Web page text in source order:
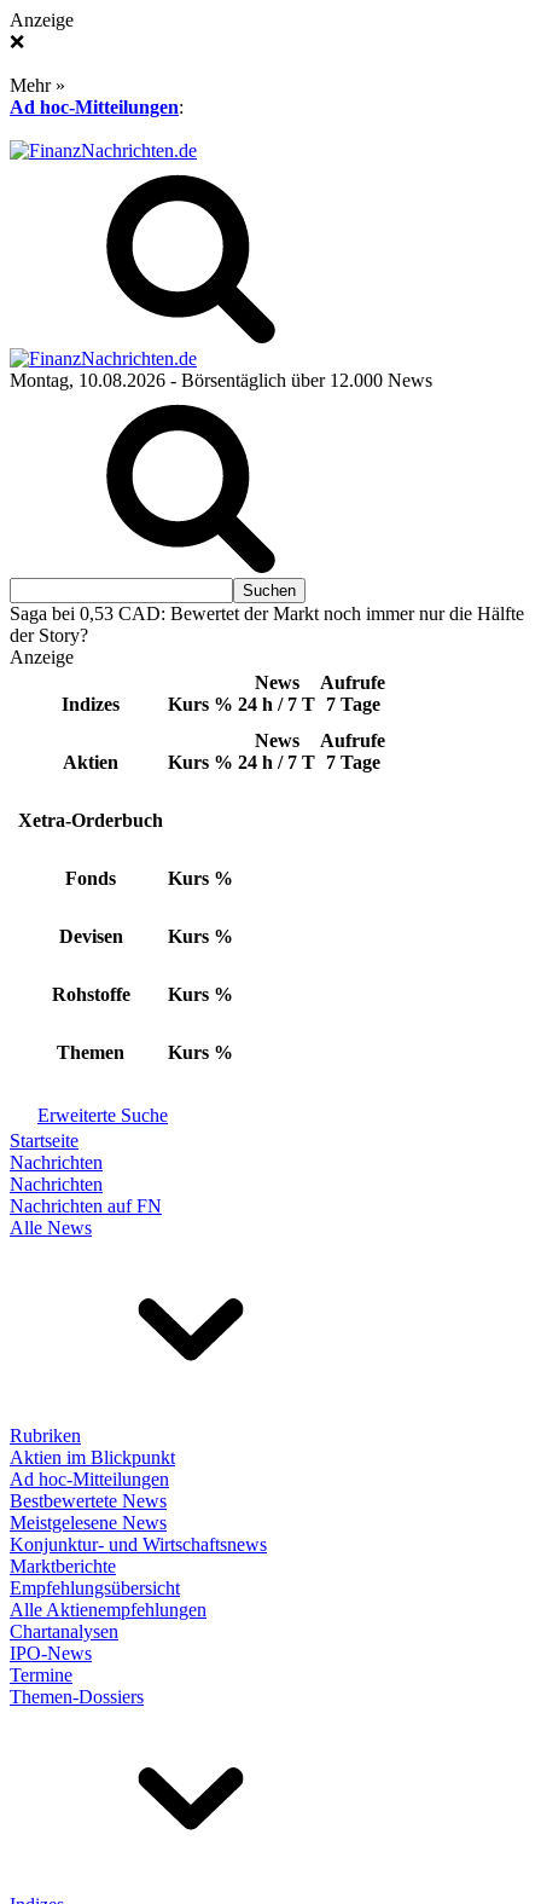
Anzeige
❌
Mehr »
Ad hoc-Mitteilungen:
Montag, 10.08.2026 - Börsentäglich über 12.000 News
Saga bei 0,53 CAD: Bewertet der Markt noch immer nur die Hälfte
der Story?
Anzeige
Indizes Kurs %
News
24 h / 7 T
Aufrufe
7 Tage
Aktien Kurs %
News
24 h / 7 T
Aufrufe
7 Tage
Xetra-Orderbuch
Fonds Kurs %
Devisen Kurs %
Rohstoffe Kurs %
Themen Kurs %
Erweiterte Suche
Startseite
Nachrichten
Nachrichten
Nachrichten auf FN
Alle News
Rubriken
Aktien im Blickpunkt
Ad hoc-Mitteilungen
Bestbewertete News
Meistgelesene News
Konjunktur- und Wirtschaftsnews
Marktberichte
Empfehlungsübersicht
Alle Aktienempfehlungen
Chartanalysen
IPO-News
Termine
Themen-Dossiers